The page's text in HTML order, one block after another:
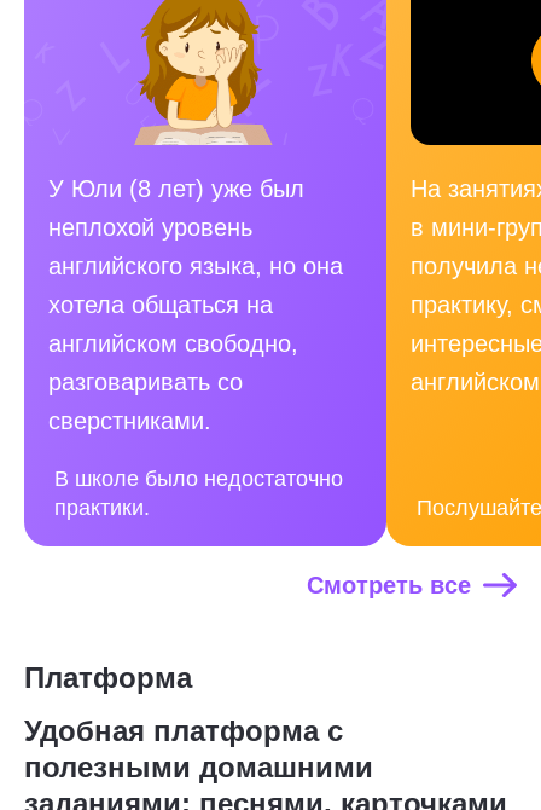
Смотреть все
У Юли (8 лет) уже был
неплохой уровень
английского языка, но она
хотела общаться на
английском свободно,
разговаривать со
сверстниками.
В школе было недостаточно
практики.
На
в мини-
получила
практику,
Платформа
Удобная платформа с
полезными домашними
заданиями: песнями, карточками